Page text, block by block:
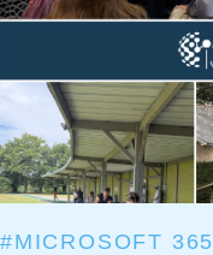
#MICROSOFT 365